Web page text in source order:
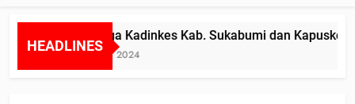
HEADLINES
Diduga Kadinkes Kab. Sukabumi dan
Juli 24, 2024